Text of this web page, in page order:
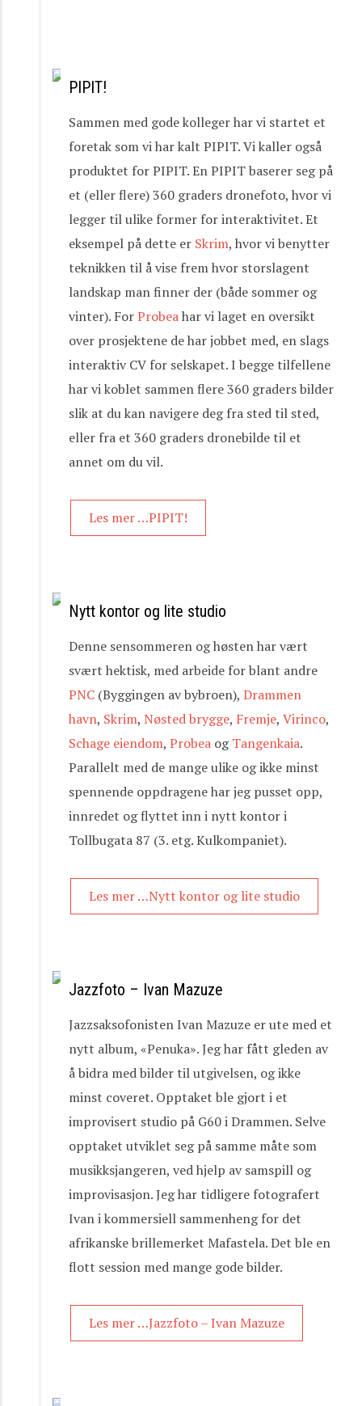
PIPIT!
Sammen med gode kolleger har vi startet et
foretak som vi har kalt PIPIT. Vi kaller også
produktet for PIPIT. En PIPIT baserer seg på
et (eller flere) 360 graders dronefoto, hvor vi
legger til ulike former for interaktivitet. Et
eksempel på dette er Skrim, hvor vi benytter
teknikken til å vise frem hvor storslagent
landskap man finner der (både sommer og
vinter). ForProbeahar vi laget en oversikt
over prosjektene de har jobbet med, en slags
interaktiv CV for selskapet. I begge tilfellene
har vi koblet sammen flere 360 graders bilder
slik at du kan navigere deg fra sted til sted,
eller fra et 360 graders dronebilde til et
annet om du vil.
Les mer …PIPIT!
Nytt kontor og lite studio
Denne sensommeren og høsten har vært
svært hektisk, med arbeide for blant andre
PNC (Byggingen av bybroen), Drammen
havn, Skrim, Nøsted brygge, Fremje, Virinco,
Schage eiendom, Probea ogTangenkaia.
Parallelt med de mange ulike og ikke minst
spennende oppdragene har jeg pusset opp,
innredet og flyttet inn i nytt kontor i
Tollbugata 87 (3. etg. Kulkompaniet).
Les mer …Nytt kontor og lite studio
Jazzfoto – Ivan Mazuze
Jazzsaksofonisten Ivan Mazuze er ute med et
nytt album, «Penuka». Jeg har fått gleden av
å bidra med bilder til utgivelsen, og ikke
minst coveret. Opptaket ble gjort i et
improvisert studio på G60 i Drammen. Selve
opptaket utviklet seg på samme måte som
musikksjangeren, ved hjelp av samspill og
improvisasjon. Jeg har tidligere fotografert
Ivan i kommersiell sammenheng for det
afrikanske brillemerket Mafastela. Det ble en
flott session med mange gode bilder.
Les mer …Jazzfoto – Ivan Mazuze